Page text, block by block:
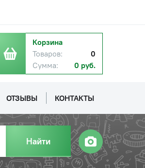
Корзина
Товаров:
0
Сумма:
0 руб.
ОТЗЫВЫ КОНТАКТЫ
Найти